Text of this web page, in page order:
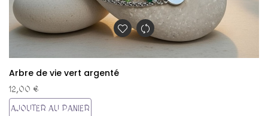
Arbre de vie vert argenté
12,00 €
AJOUTER AU PANIER